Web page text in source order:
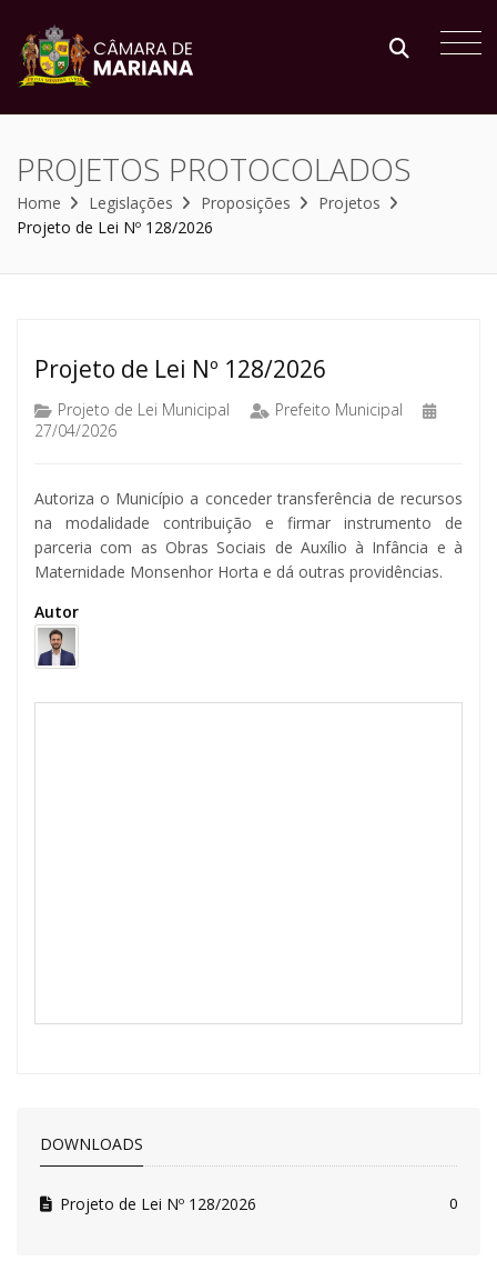
PROJETOS PROTOCOLADOS
Home Legislações Proposições
Projetos
Projeto de Lei Nº 128/2026
Projeto de Lei Nº 128/2026
Projeto de Lei Municipal
Prefeito Municipal
27/04/2026
Autoriza o Município a conceder transferência de recursos
na modalidade contribuição e firmar instrumento de
parceria com as Obras Sociais de Auxílio à Infância e à
Maternidade Monsenhor Horta e dá outras providências.
Autor
DOWNLOADS
Projeto de Lei Nº 128/2026 0